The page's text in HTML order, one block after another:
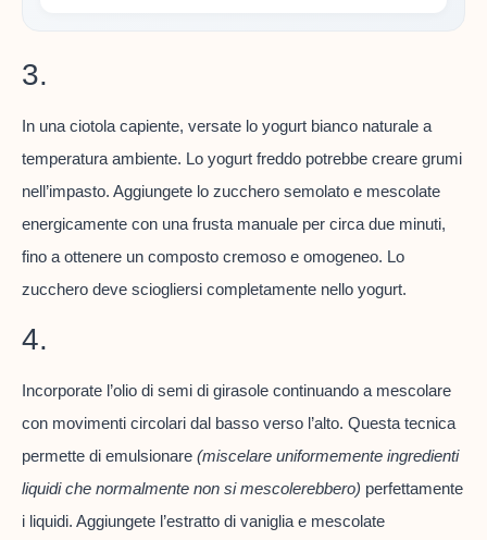
3.
In una ciotola capiente, versate lo yogurt bianco naturale a
temperatura ambiente. Lo yogurt freddo potrebbe creare grumi
nell’impasto. Aggiungete lo zucchero semolato e mescolate
energicamente con una frusta manuale per circa due minuti,
fino a ottenere un composto cremoso e omogeneo. Lo
zucchero deve sciogliersi completamente nello yogurt.
4.
Incorporate l’olio di semi di girasole continuando a mescolare
con movimenti circolari dal basso verso l’alto. Questa tecnica
permette di emulsionare (miscelare uniformemente ingredienti
liquidi che normalmente non si mescolerebbero) perfettamente
i liquidi. Aggiungete l’estratto di vaniglia e mescolate